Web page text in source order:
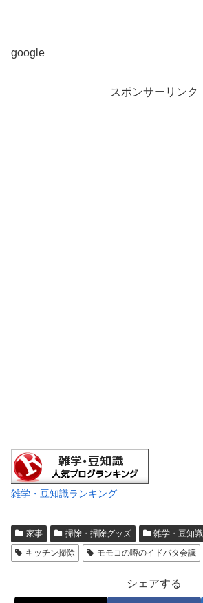
google
スポンサーリンク
雑学・豆知識ランキング
家事 掃除・掃除グッズ 雑学・豆知識
キッチン掃除
モモコの噂のイドバタ会議
シェアする